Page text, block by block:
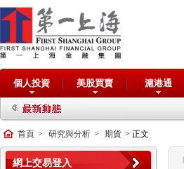
個人投資 美股買賣 滬港通
首頁 > 研究與分析 > 期貨 > 正文
網上交易登入